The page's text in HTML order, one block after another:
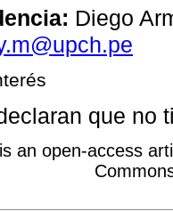
Diego
que no
an open-access